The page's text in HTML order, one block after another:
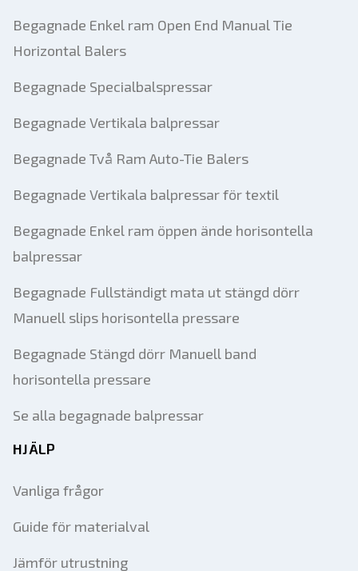
Begagnade Enkel ram Open End Manual Tie
Horizontal Balers
Begagnade Specialbalspressar
Begagnade Vertikala balpressar
Begagnade Två Ram Auto-Tie Balers
Begagnade Vertikala balpressar för textil
Begagnade Enkel ram öppen ände horisontella
balpressar
Begagnade Fullständigt mata ut stängd dörr
Manuell slips horisontella pressare
Begagnade Stängd dörr Manuell band
horisontella pressare
Se alla begagnade balpressar
HJÄLP
Vanliga frågor
Guide för materialval
Jämför utrustning